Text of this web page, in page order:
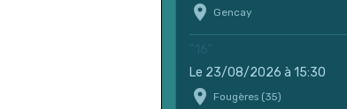
Gencay
"16"
Le 23/08/2026 à 15:30
Fougères (35)